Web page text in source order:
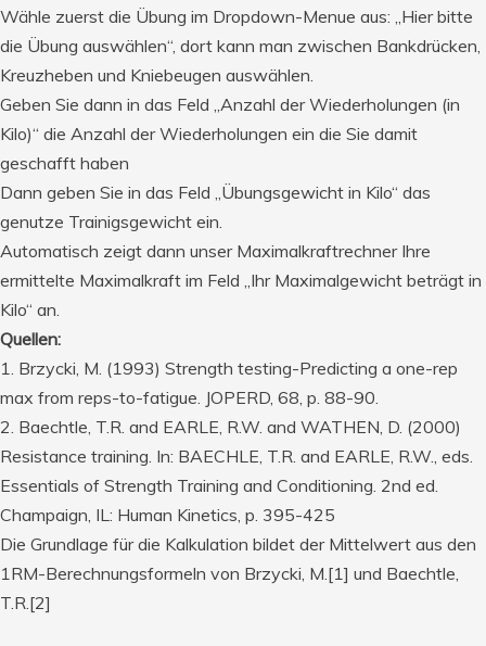
Wähle zuerst die Übung im Dropdown-Menue aus: „Hier bitte
die Übung auswählen“, dort kann man zwischen Bankdrücken,
Kreuzheben und Kniebeugen auswählen.
Geben Sie dann in das Feld „Anzahl der Wiederholungen (in
Kilo)“ die Anzahl der Wiederholungen ein die Sie damit
geschafft haben
Dann geben Sie in das Feld „Übungsgewicht in Kilo“ das
genutze Trainigsgewicht ein.
Automatisch zeigt dann unser Maximalkraftrechner Ihre
ermittelte Maximalkraft im Feld „Ihr Maximalgewicht beträgt in
Kilo“ an.
Quellen:
1. Brzycki, M. (1993) Strength testing-Predicting a one-rep
max from reps-to-fatigue. JOPERD, 68, p. 88-90.
2. Baechtle, T.R. and EARLE, R.W. and WATHEN, D. (2000)
Resistance training. In: BAECHLE, T.R. and EARLE, R.W., eds.
Essentials of Strength Training and Conditioning. 2nd ed.
Champaign, IL: Human Kinetics, p. 395-425
Die Grundlage für die Kalkulation bildet der Mittelwert aus den
1RM-Berechnungsformeln von Brzycki, M.[1] und Baechtle,
T.R.[2]